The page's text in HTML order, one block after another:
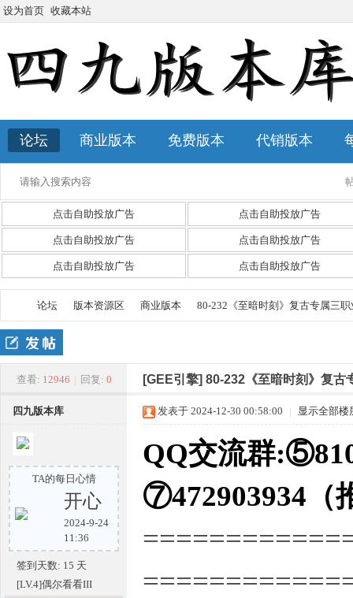
设为首页 收藏本站
论坛 商业版本 免费版本 代销版本
点击自助投放广告 点击自助投放广告
点击自助投放广告 点击自助投放广告
点击自助投放广告 点击自助投放广告
九
»
论坛 版本资源区 商业版本
›
80-232《至暗时刻》复古专属三
查看: 12946 | 回复: 0 [GEE引擎] 80-232《至暗时刻》复古
四九版本库
TA的每日心情
开心
2024-9-24
11:36
签到天数: 15 天
[LV.4]偶尔看看III
发表于 2024-12-30 00:58:00 | 显示全部楼
QQ交流群
⑦472903934（